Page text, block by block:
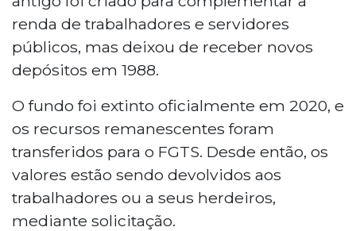
renda de trabalhadores e servidores
públicos, mas deixou de receber novos
depósitos em 1988.
O fundo foi extinto oficialmente em 2020, e
os recursos remanescentes foram
transferidos para o FGTS. Desde então, os
valores estão sendo devolvidos aos
trabalhadores ou a seus herdeiros,
mediante solicitação.